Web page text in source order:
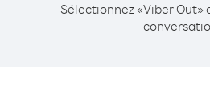
Sélectionnez «Viber Out»